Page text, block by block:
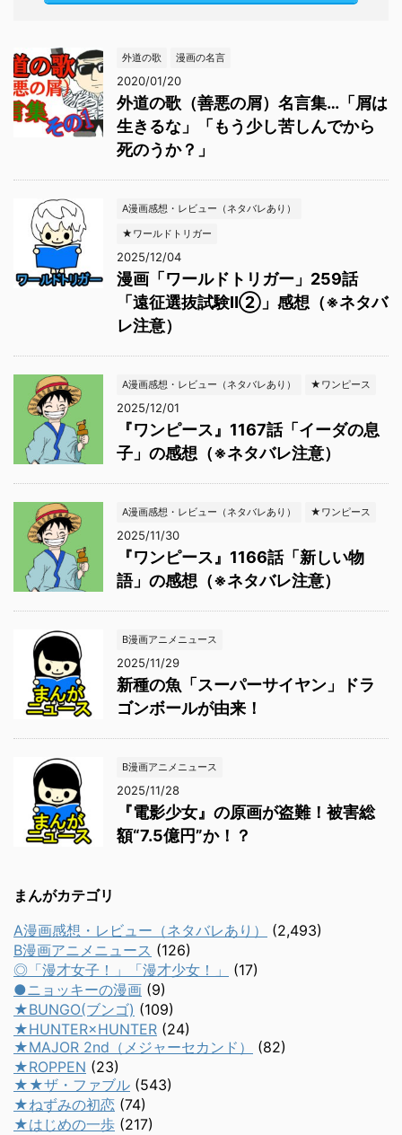
外道の歌 漫画の名言
2020/01/20
外道の歌（善悪の屑）名言集…「屑は
生きるな」「もう少し苦しんでから
死のうか？」
A漫画感想・レビュー（ネタバレあり）
★ワールドトリガー
2025/12/04
漫画「ワールドトリガー」259話
「遠征選抜試験Ⅱ②」感想（※ネタバ
レ注意）
A漫画感想・レビュー（ネタバレあり） ★ワンピース
2025/12/01
『ワンピース』1167話「イーダの息
子」の感想（※ネタバレ注意）
A漫画感想・レビュー（ネタバレあり） ★ワンピース
2025/11/30
『ワンピース』1166話「新しい物
語」の感想（※ネタバレ注意）
B漫画アニメニュース
2025/11/29
新種の魚「スーパーサイヤン」ドラ
ゴンボールが由来！
B漫画アニメニュース
2025/11/28
『電影少女』の原画が盗難！被害総
額“7.5億円”か！？
まんがカテゴリ
A漫画感想・レビュー（ネタバレあり）
(2,493)
B漫画アニメニュース (126)
◎「漫才女子！」「漫才少女！」
(17)
●ニョッキーの漫画 (9)
★BUNGO(ブンゴ) (109)
★HUNTER×HUNTER (24)
★MAJOR 2nd（メジャーセカンド）
(82)
★ROPPEN (23)
★★ザ・ファブル (543)
★ねずみの初恋 (74)
★はじめの一歩 (217)